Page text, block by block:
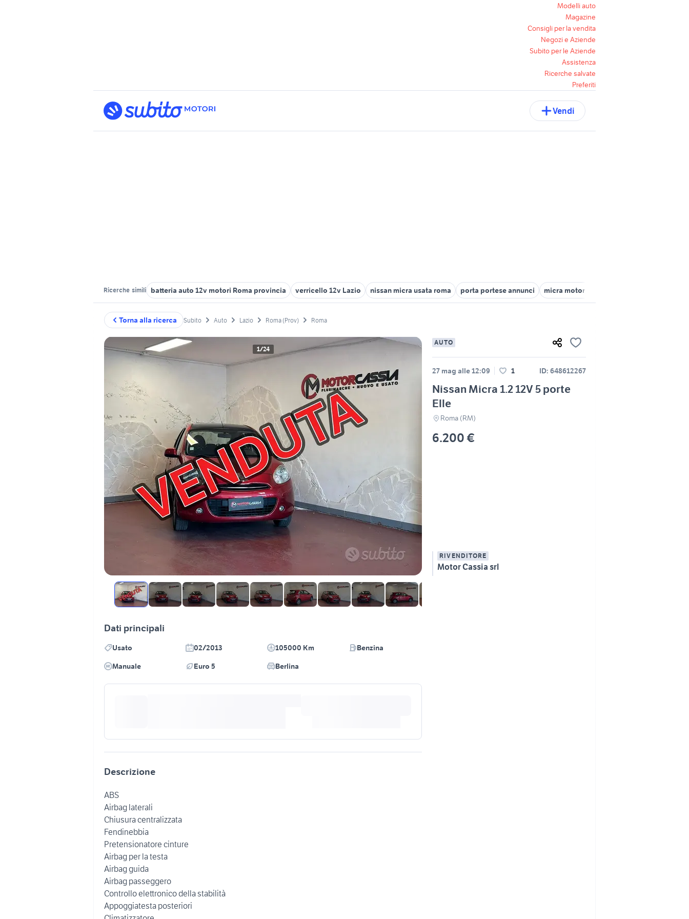
Modelli auto
Magazine
Consigli per la vendita
Negozi e Aziende
Subito per le Aziende
Assistenza
Ricerche salvate
Preferiti
Vendi
Ricerche simili batteria auto 12v motori Roma provincia verricello 12v Lazio nissan micra usata roma porta portese annunci micra motori Roma provincia
Torna alla ricerca Subito Auto Lazio Roma (Prov) Roma
1/24
AUTO
27 mag alle 12:09 1 ID: 648612267
Nissan Micra 1.2 12V 5 porte
Elle
Roma (RM)
6.200 €
RIVENDITORE
Motor Cassia srl
Dati principali
Usato 02/2013 105000 Km
Benzina
Manuale
Euro 5 Berlina
Descrizione
ABS
Airbag laterali
Chiusura centralizzata
Fendinebbia
Pretensionatore cinture
Airbag per la testa
Airbag guida
Airbag passeggero
Controllo elettronico della stabilità
Appoggiatesta posteriori